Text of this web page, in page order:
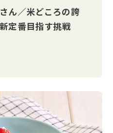
ん／米どころの誇
定番目指す挑戦